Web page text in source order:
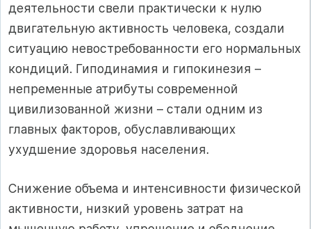
деятельности свели практически к нулю
двигательную активность человека, создали
ситуацию невостребованности его нормальных
кондиций. Гиподинамия и гипокинезия –
непременные атрибуты современной
цивилизованной жизни – стали одним из
главных факторов, обуславливающих
ухудшение здоровья населения.
Снижение объема и интенсивности физической
активности, низкий уровень затрат на